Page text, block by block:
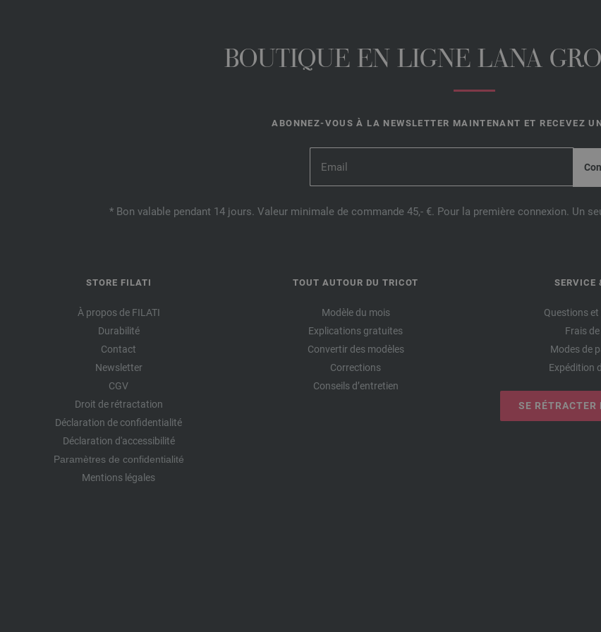
BOUTIQUE EN LIGNE LANA
ABONNEZ-VOUS À LA NEWSLETTER MAINTENANT ET RECEVEZ
* Bon valable pendant 14 jours. Valeur minimale de commande 45,- €. Pour la première connexion. Un
STORE FILATI
À propos de FILATI
Durabilité
Contact
Newsletter
CGV
Droit de rétractation
Déclaration de confidentialité
Déclaration d'accessibilité
Paramètres de confidentialité
Mentions légales
TOUT AUTOUR DU TRICOT
Modèle du mois
Explications gratuites
Convertir des modèles
Corrections
Conseils d’entretien
SERVICE
Questions
Frais
Modes de
Expédition
SE RÉTRACTER